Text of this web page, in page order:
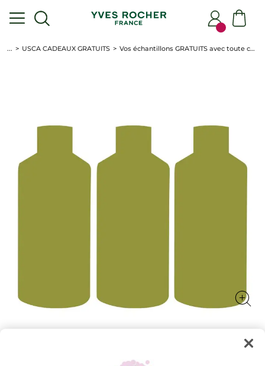
... USCA CADEAUX GRATUITS Vos échantillons GRATUITS avec toute commande*